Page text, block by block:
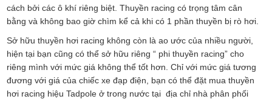
cách bởi các ô khí riêng biệt. Thuyền racing có trọng tâm cân
bằng và không bao giờ chìm kể cả khi có 1 phần thuyền bị rò hơi.
Sở hữu thuyền hơi racing không còn là ao ước của nhiều người,
hiện tại bạn cũng có thể sở hữu riêng “ phi thuyền racing” cho
riêng mình với mức giá không thể tốt hơn. Chỉ với mức giá tương
đương với giá của chiếc xe đạp điện, bạn có thể đặt mua thuyền
hơi racing hiệu Tadpole ở trong nước tại địa chỉ nhà phân phối